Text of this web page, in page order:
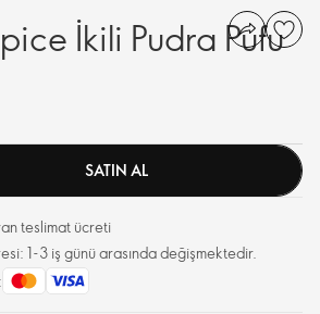
İkili Pudra Pufu
SATIN AL
teslimat ücreti
1-3 iş günü arasında değişmektedir.